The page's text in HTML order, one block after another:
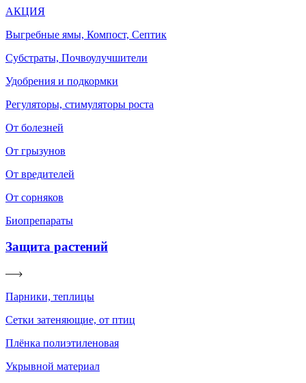
АКЦИЯ
Выгребные ямы, Компост, Септик
Субстраты, Почвоулучшители
Удобрения и подкормки
Регуляторы, стимуляторы роста
От болезней
От грызунов
От вредителей
От сорняков
Биопрепараты
Защита растений
Парники, теплицы
Сетки затеняющие, от птиц
Плёнка полиэтиленовая
Укрывной материал